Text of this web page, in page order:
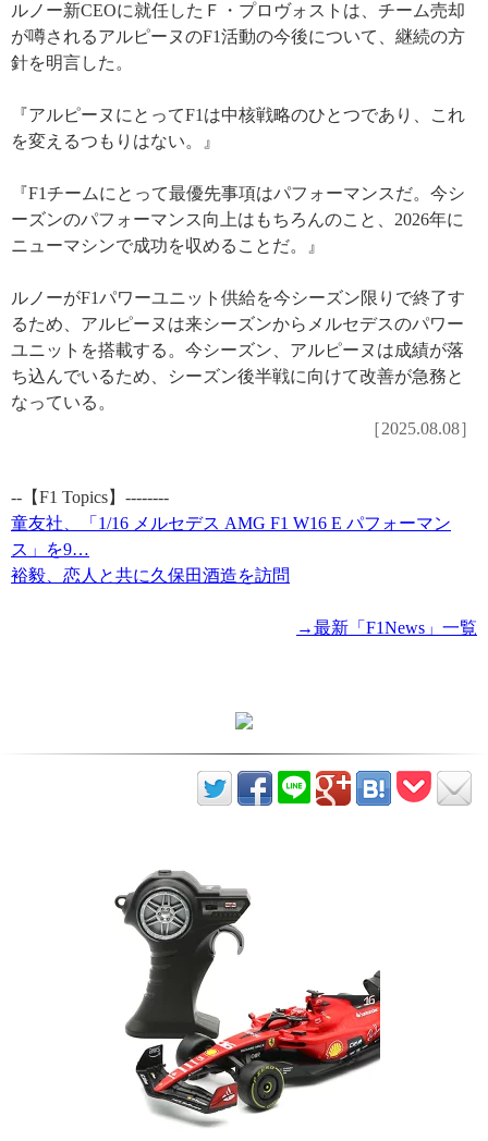
ルノー新CEOに就任したＦ・プロヴォストは、チーム売却
が噂されるアルピーヌのF1活動の今後について、継続の方
針を明言した。
『アルピーヌにとってF1は中核戦略のひとつであり、これ
を変えるつもりはない。』
『F1チームにとって最優先事項はパフォーマンスだ。今シ
ーズンのパフォーマンス向上はもちろんのこと、2026年に
ニューマシンで成功を収めることだ。』
ルノーがF1パワーユニット供給を今シーズン限りで終了す
るため、アルピーヌは来シーズンからメルセデスのパワー
ユニットを搭載する。今シーズン、アルピーヌは成績が落
ち込んでいるため、シーズン後半戦に向けて改善が急務と
なっている。
［2025.08.08］
--【F1 Topics】--------
童友社、「1/16 メルセデス AMG F1 W16 E パフォーマン
ス」を9…
裕毅、恋人と共に久保田酒造を訪問
→最新「F1News」一覧